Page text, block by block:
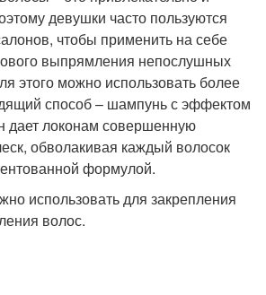
девушки часто пользуются
чтобы применить на себе
выпрямления непослушных
этого можно использовать более
способ – шампунь с эффектом
дает локонам совершенную
обволакивая каждый волосок
формулой.
использовать для закрепления
волос.